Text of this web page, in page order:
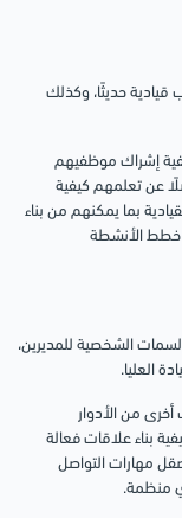
قيادية حديثًا، وكذلك
إشراك موظفيهم
عن تعلمهم كيفية
بما يمكنهم من بناء
خطط الأنشطة
السمات الشخصية للمديرين،
العليا.
من الأدوار
بناء علاقات فعالة
مهارات التواصل
منظمة.